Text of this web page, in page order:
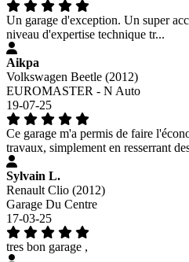
Un garage d'exception. Un super
niveau d'expertise technique tr...
Aikpa
Volkswagen Beetle (2012)
EUROMASTER - N Auto
19-07-25
Ce garage m'a permis de faire
travaux, simplement en resserrant
Sylvain L.
Renault Clio (2012)
Garage Du Centre
17-03-25
tres bon garage ,